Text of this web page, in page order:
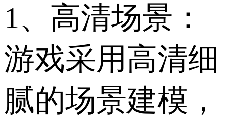
1、高清场景：
游戏采用高清细
腻的场景建模，